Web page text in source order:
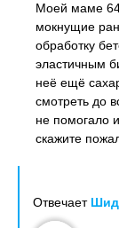
Моей маме 64
мокнущие
обработку
эластичным
неё ещё
смотреть до
не помогало
скажите
Отвечает